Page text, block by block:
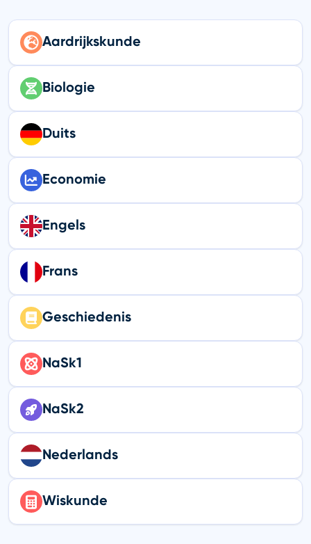
Aardrijkskunde
Biologie
Duits
Economie
Engels
Frans
Geschiedenis
NaSk1
NaSk2
Nederlands
Wiskunde